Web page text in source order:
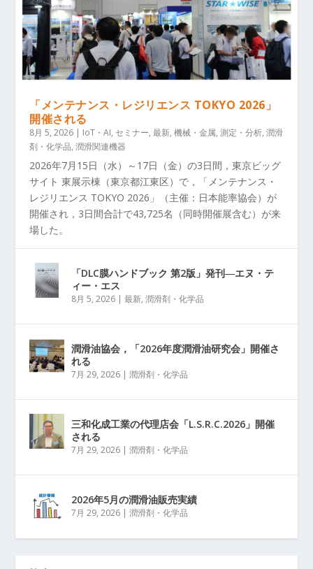
「メンテナンス・レジリエンス TOKYO 2026」
開催される
8月 5, 2026 | IoT・AI, セミナー,最新,機械・金属,測定・分析,潤滑
剤・化学品,潤滑関連機器
2026年7月15日（水）～17日（金）の3日間，東京ビッグ
サイト 東展示棟（東京都江東区）で，「メンテナンス・
レジリエンス TOKYO 2026」（主催：日本能率協会）が
開催され，3日間合計で43,725名（同時開催展含む）が来
場した。
「DLC膜ハンドブック 第2版」発刊―エヌ・テ
ィー・エス
8月 5, 2026 |最新,潤滑剤・化学品
潤滑油協会，「2026年度潤滑油研究会」開催さ
れる
7月 29, 2026 |潤滑剤・化学品
三和化成工業の代理店会「L.S.R.C.2026」開催
される
7月 29, 2026 |潤滑剤・化学品
2026年5月の潤滑油販売実績
7月 29, 2026 |潤滑剤・化学品